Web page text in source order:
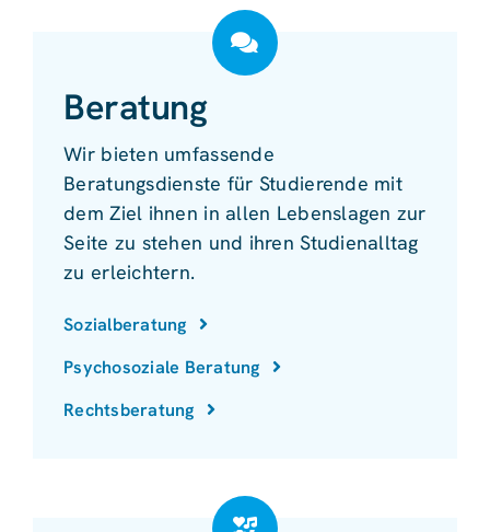
Beratung
Wir bieten umfassende
Beratungsdienste für Studierende mit
dem Ziel ihnen in allen Lebenslagen zur
Seite zu stehen und ihren Studienalltag
zu erleichtern.
Sozialberatung
Psychosoziale Beratung
Rechtsberatung